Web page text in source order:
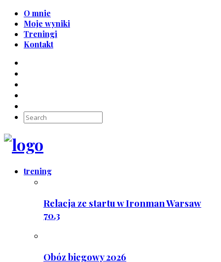
O mnie
Moje wyniki
Treningi
Kontakt
trening
Relacja ze startu w Ironman Warsaw
70.3
Obóz biegowy 2026